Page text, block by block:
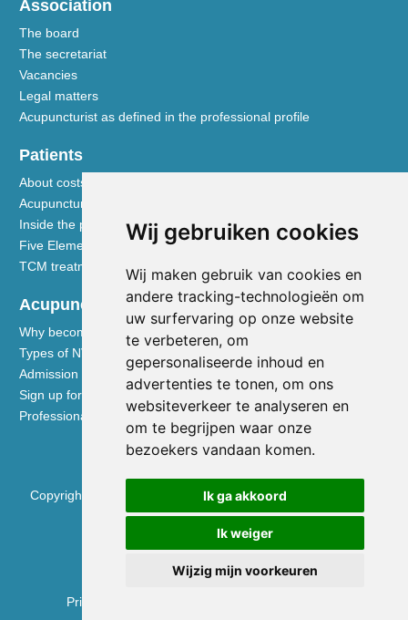
Wij gebruiken cookies
Wij maken gebruik van cookies en
andere tracking-technologieën om
uw surfervaring op onze website
te verbeteren, om
gepersonaliseerde inhoud en
advertenties te tonen, om ons
websiteverkeer te analyseren en
om te begrijpen waar onze
bezoekers vandaan komen.
Ik ga akkoord
Ik weiger
Wijzig mijn voorkeuren
Association
The board
The secretariat
Vacancies
Legal matters
Acupuncturist as defined in the professional profile
Patients
About costs and reimbursements
Acupuncture explained
Inside the practice
Five Element nutrition
TCM treatment disciplines
Acupuncturists
Why become a member of the NVA
Types of NVA membership
Admission requirements
Sign up for membership
Professional liability insurance
Copyright © 2026 Nederlandse Vereniging voor Acupunctuur
KVK 40531133
BTW NL0090.68.533.B01
Privacy Policy